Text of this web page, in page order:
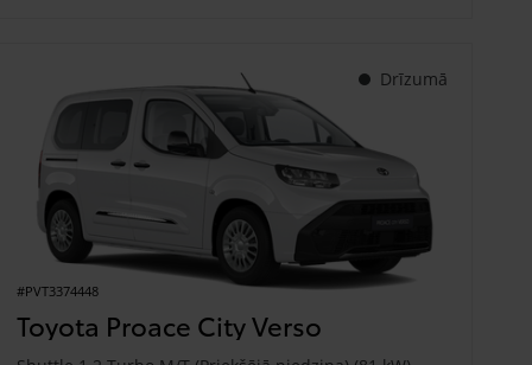
Drīzumā
#PVT3374448
Toyota Proace City Verso